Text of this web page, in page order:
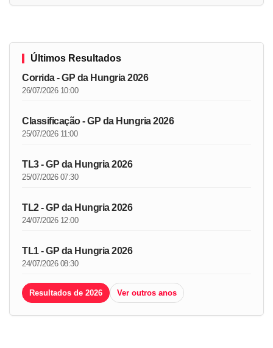
Últimos Resultados
Corrida - GP da Hungria 2026
26/07/2026 10:00
Classificação - GP da Hungria 2026
25/07/2026 11:00
TL3 - GP da Hungria 2026
25/07/2026 07:30
TL2 - GP da Hungria 2026
24/07/2026 12:00
TL1 - GP da Hungria 2026
24/07/2026 08:30
Resultados de 2026 Ver outros anos